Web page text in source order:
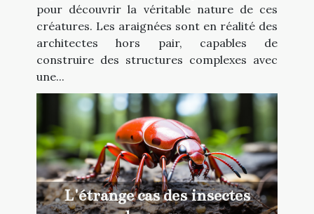
pour découvrir la véritable nature de ces
créatures. Les araignées sont en réalité des
architectes hors pair, capables de
construire des structures complexes avec
une...
L'étrange cas des insectes